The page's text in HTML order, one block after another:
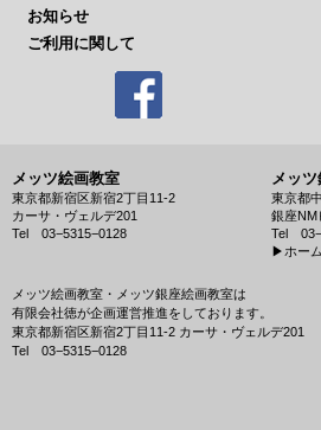
お知らせ
ご利用に関して
メッツ絵画教室
東京都新宿区新宿2丁目11-2
カーサ・ヴェルデ201
Tel 03−5315−0128
メッ
東京都
銀座NM
Tel
▶︎ホー
メッツ絵画教室・メッツ銀座絵画教室は
有限会社徳が企画運営推進をしております。
東京都新宿区新宿2丁目11-2 カーサ・ヴェルデ201
Tel 03−5315−0128